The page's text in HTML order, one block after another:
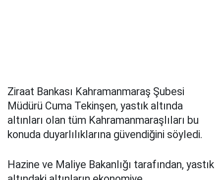
Ziraat Bankası Kahramanmaraş Şubesi
Müdürü Cuma Tekinşen, yastık altında
altınları olan tüm Kahramanmaraşlıları bu
konuda duyarlılıklarına güvendiğini söyledi.
Hazine ve Maliye Bakanlığı tarafından, yastık